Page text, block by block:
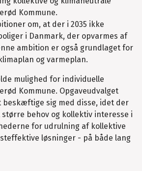
Kommune.
om, at der i 2035 ikke
i Danmark, der opvarmes af
ambition er også grundlaget for
og varmeplan.
mulighed for individuelle
Kommune. Opgaveudvalget
sig med disse, idet der
behov og kollektiv interesse i
for udrulning af kollektive
løsninger - på både lang